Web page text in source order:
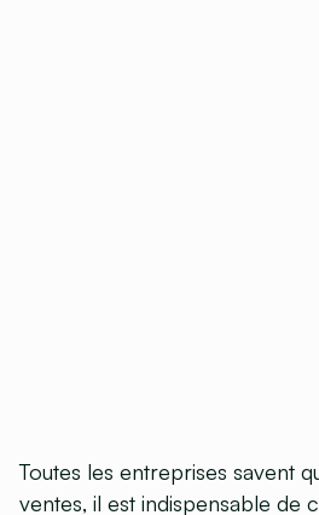
Toutes les entreprises savent
ventes, il est indispensable de